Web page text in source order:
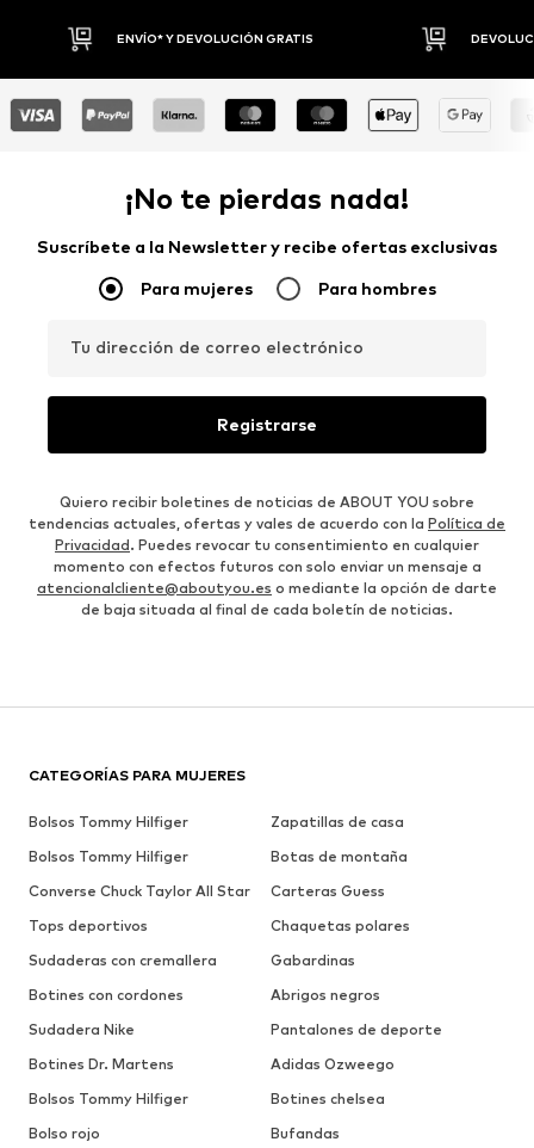
ENVÍO* Y DEVOLUCIÓN GRATIS
¡No te pierdas nada!
Suscríbete a la Newsletter y recibe ofertas exclusivas
Para mujeres Para hombres
Tu dirección de correo electrónico
Registrarse
Quiero recibir boletines de noticias de ABOUT YOU sobre
tendencias actuales, ofertas y vales de acuerdo con la Política de
Privacidad. Puedes revocar tu consentimiento en cualquier
momento con efectos futuros con solo enviar un mensaje a
atencionalcliente@aboutyou.es o mediante la opción de darte
de baja situada al final de cada boletín de noticias.
CATEGORÍAS PARA MUJERES
Bolsos Tommy Hilfiger
Zapatillas de casa
Bolsos Tommy Hilfiger
Botas de montaña
Converse Chuck Taylor All Star
Carteras Guess
Tops deportivos
Chaquetas polares
Sudaderas con cremallera
Gabardinas
Botines con cordones
Abrigos negros
Sudadera Nike
Pantalones de deporte
Botines Dr. Martens
Adidas Ozweego
Bolsos Tommy Hilfiger
Botines chelsea
Bolso rojo
Bufandas